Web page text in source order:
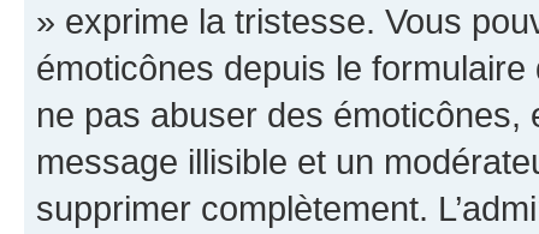
» exprime la tristesse. Vous
émoticônes depuis le
ne pas abuser des
message illisible et un
supprimer complètement.